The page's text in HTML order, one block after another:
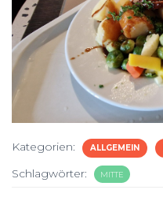
Kategorien: ALLGEMEIN
Schlagwörter: MITTE